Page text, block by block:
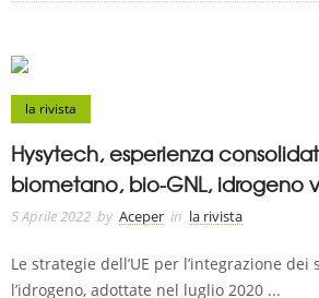
la rivista
Hysytech, esperienza
biometano, bio-GNL, idrogeno
5 Aprile 2022 by Aceper in la rivista
Le strategie dell’UE per l’integrazione
l’idrogeno, adottate nel luglio 2020 ...